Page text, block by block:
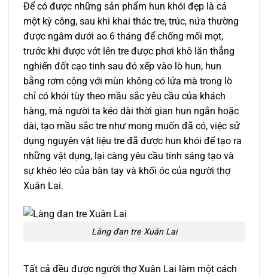
Để có được những sản phẩm hun khói đẹp là cả
một kỳ công, sau khi khai thác tre, trúc, nứa thường
được ngâm dưới ao 6 tháng để chống mối mọt,
trước khi được vớt lên tre được phơi khô lăn thẳng
nghiến đốt cạo tinh sau đó xếp vào lò hun, hun
bằng rơm cộng với mùn không có lửa mà trong lò
chỉ có khói tùy theo mầu sắc yêu cầu của khách
hàng, mà người ta kéo dài thời gian hun ngắn hoặc
dài, tạo mầu sắc tre như mong muốn đã có, việc sử
dụng nguyên vật liệu tre đã được hun khói để tạo ra
những vật dụng, lại càng yêu cầu tính sáng tạo và
sự khéo léo của bàn tay và khối óc của người thợ
Xuân Lai.
Làng đan tre Xuân Lai
Tất cả đều được người thợ Xuân Lai làm một cách